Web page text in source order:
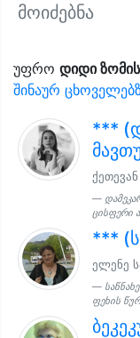
მოიძებნა
უფრო დიდი ზომის
შინაურ
***
ცისფერი
***
ელენე
ფეხის